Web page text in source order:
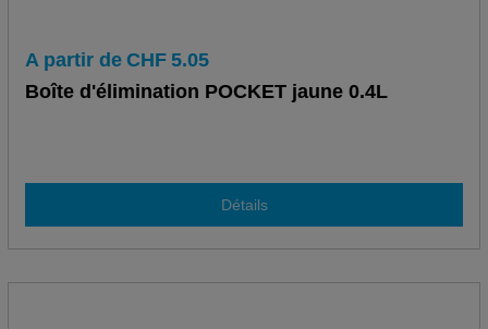
A partir de CHF 5.05
Boîte d'élimination POCKET jaune 0.4L
Détails